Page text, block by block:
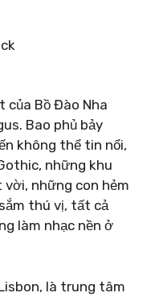
của Bồ Đào Nha
Bao phủ bảy
không thể tin nổi,
những khu
những con hẻm
thú vị, tất cả
làm nhạc nền ở
là trung tâm